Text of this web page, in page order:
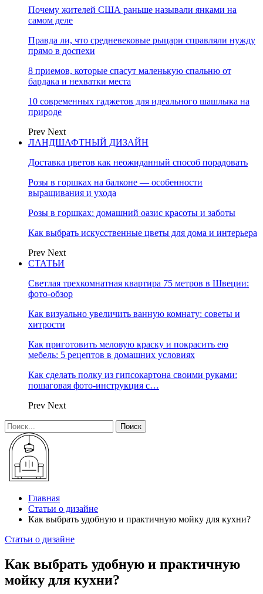
Почему жителей США раньше называли янками на
самом деле
Правда ли, что средневековые рыцари справляли нужду
прямо в доспехи
8 приемов, которые спасут маленькую спальню от
бардака и нехватки места
10 современных гаджетов для идеального шашлыка на
природе
Prev Next
ЛАНДШАФТНЫЙ ДИЗАЙН
Доставка цветов как неожиданный способ порадовать
Розы в горшках на балконе — особенности
выращивания и ухода
Розы в горшках: домашний оазис красоты и заботы
Как выбрать искусственные цветы для дома и интерьера
Prev Next
СТАТЬИ
Светлая трехкомнатная квартира 75 метров в Швеции:
фото-обзор
Как визуально увеличить ванную комнату: советы и
хитрости
Как приготовить меловую краску и покрасить ею
мебель: 5 рецептов в домашних условиях
Как сделать полку из гипсокартона своими руками:
пошаговая фото-инструкция с…
Prev Next
Главная
Статьи о дизайне
Как выбрать удобную и практичную мойку для кухни?
Статьи о дизайне
Как выбрать удобную и практичную
мойку для кухни?